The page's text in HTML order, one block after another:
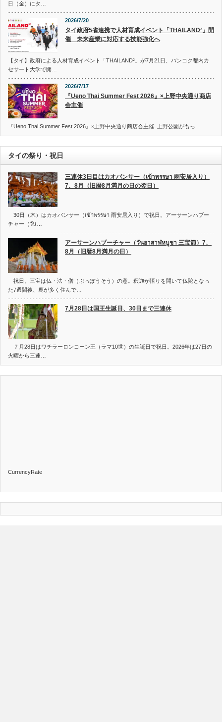
日（金）にタ…
2026/7/20
タイ政府5省連携で人材育成イベント「THAILAND²」開
催 未来産業に対応する技能強化へ
【タイ】政府による人材育成イベント「THAILAND²」が7月21日、バンコク都内カ
セサート大学で開…
2026/7/17
『Ueno Thai Summer Fest 2026』×上野中央通り商店
会主催
『Ueno Thai Summer Fest 2026』×上野中央通り商店会主催 上野公園がもっ…
タイの祭り・祝日
三連休3日目はカオパンサー（เข้าพรรษา 雨安居入り）
7、8月（旧暦8月満月の日の翌日）
30日（木）はカオパンサー（เข้าพรรษา 雨安居入り）で祝日。アーサーンハブー
チャー（วัน…
アーサーンハブーチャー（วันอาสาฬหบูชา 三宝節）7、
8月（旧暦8月満月の日）
祝日。三宝は仏・法・僧（ぶっぽうそう）の意。釈迦が悟りを開いて仏陀となっ
た7週間後、鹿が多く住んで…
7月28日は国王生誕日、30日まで三連休
７月28日はワチラーロンコーン王（ラマ10世）の生誕日で祝日。2026年は27日の
火曜から三連…
CurrencyRate